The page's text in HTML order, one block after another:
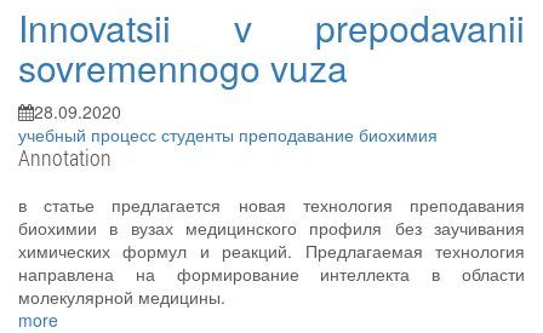
Innovatsii v prepodavanii
sovremennogo vuza
28.09.2020
учебный процесс студенты преподавание биохимия
Annotation
в статье предлагается новая технология преподавания
биохимии в вузах медицинского профиля без заучивания
химических формул и реакций. Предлагаемая технология
направлена на формирование интеллекта в области
молекулярной медицины.
more